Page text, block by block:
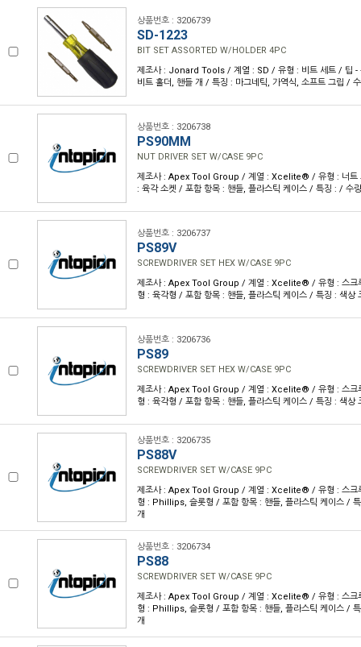
상품번호 : 3206739
SD-1223
BIT SET ASSORTED W/HOLDER 4PC
제조사 : Jonard Tools / 계열 : SD / 유형 : 비트 세트 / 팁 -
비트 홀더, 핸들 개 / 특징 : 마그네틱, 가역식, 소프트 그립 /
상품번호 : 3206738
PS90MM
NUT DRIVER SET W/CASE 9PC
제조사 : Apex Tool Group / 계열 : Xcelite® / 유형 : 너트
: 육각 소켓 / 포함 항목 : 핸들, 플라스틱 케이스 / 특징 : / 수
상품번호 : 3206737
PS89V
SCREWDRIVER SET HEX W/CASE 9PC
제조사 : Apex Tool Group / 계열 : Xcelite® / 유형 : 스크
형 : 육각형 / 포함 항목 : 핸들, 플라스틱 케이스 / 특징 : 색상
상품번호 : 3206736
PS89
SCREWDRIVER SET HEX W/CASE 9PC
제조사 : Apex Tool Group / 계열 : Xcelite® / 유형 : 스크
형 : 육각형 / 포함 항목 : 핸들, 플라스틱 케이스 / 특징 : 색상
상품번호 : 3206735
PS88V
SCREWDRIVER SET W/CASE 9PC
제조사 : Apex Tool Group / 계열 : Xcelite® / 유형 : 스크
형 : Phillips, 슬롯형 / 포함 항목 : 핸들, 플라스틱 케이스 /
개
상품번호 : 3206734
PS88
SCREWDRIVER SET W/CASE 9PC
제조사 : Apex Tool Group / 계열 : Xcelite® / 유형 : 스크
형 : Phillips, 슬롯형 / 포함 항목 : 핸들, 플라스틱 케이스 /
개